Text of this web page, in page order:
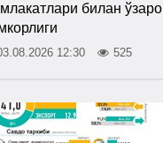
билан ўзаро
12:30 525